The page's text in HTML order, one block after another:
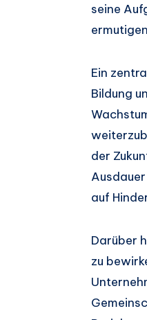
seine
Ein
Bildung
der
auf
Darüber
zu